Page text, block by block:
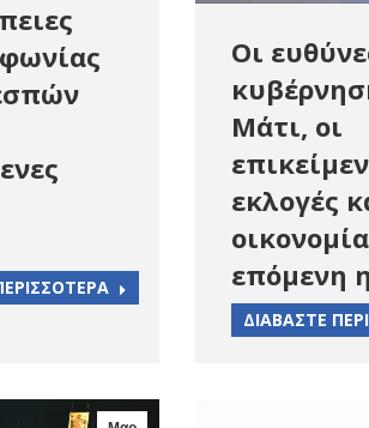
Οι
Μάτι, οι
εκλογές
επόμενη
ΔΙΑΒΑΣΤΕ